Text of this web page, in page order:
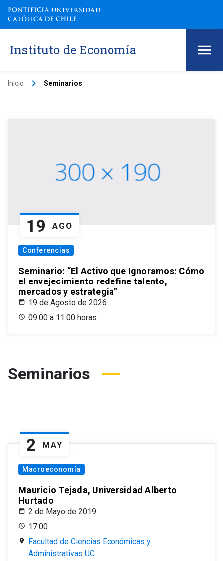
Instituto de Economía
Inicio keyboard_arrow_right Seminarios
19 AGO
Conferencias
Seminario: “El Activo que Ignoramos: Cómo
el envejecimiento redefine talento,
mercados y estrategia”
19 de Agosto de 2026
09:00 a 11:00 horas
Seminarios
2 MAY
Macroeconomía
Mauricio Tejada, Universidad Alberto
Hurtado
2 de Mayo de 2019
17:00
Facultad de Ciencias Económicas y
Administrativas UC